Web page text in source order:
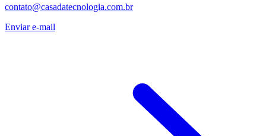
contato@casadatecnologia.com.br
Enviar e-mail